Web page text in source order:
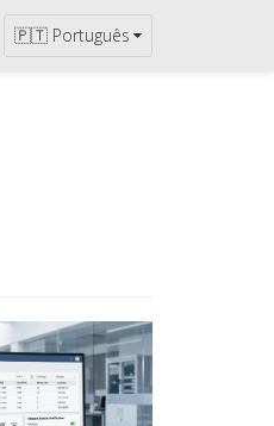
🇵🇹 Português